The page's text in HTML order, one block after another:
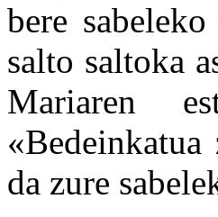
bere
salto saltoka
Mariaren
da zure